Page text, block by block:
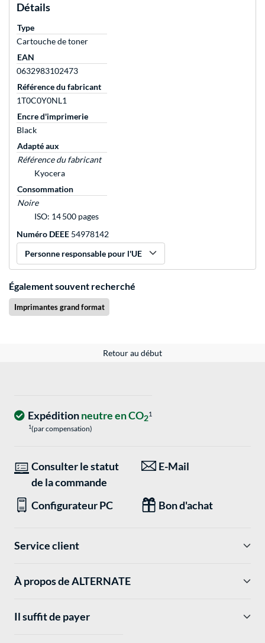
Détails
Type
Cartouche de toner
EAN
0632983102473
Référence du fabricant
1T0C0Y0NL1
Encre d'imprimerie
Black
Adapté aux
Référence du fabricant
Kyocera
Consommation
Noire
ISO: 14 500 pages
Numéro DEEE 54978142
Personne responsable pour l'UE
Également souvent recherché
Imprimantes grand format
Retour au début
Expéditionneutre en CO21
1(par compensation)
Consulter le statut
de la commande
E-Mail
Configurateur PC Bon d'achat
Service client
À propos de ALTERNATE
Il suffit de payer